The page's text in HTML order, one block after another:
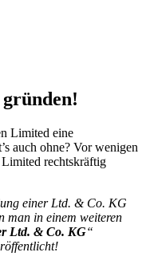
Limited eine
auch ohne? Vor wenigen
Limited rechtskräftig
einer Ltd. & Co. KG
man in einem weiteren
Ltd. & Co. KG“